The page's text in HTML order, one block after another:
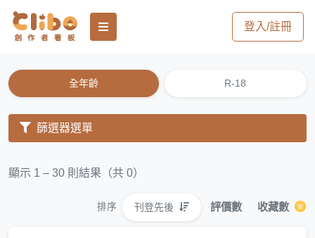
登入/註冊
全年齡 R-18
篩選器選單
顯示 1 – 30 則結果（共 0）
排序 刊登先後 評價數 收藏數